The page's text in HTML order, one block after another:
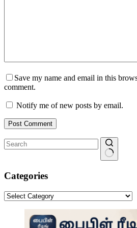
Save my name and email in this
comment.
Notify me of new posts by email.
Post Comment
results
Categories
Categories